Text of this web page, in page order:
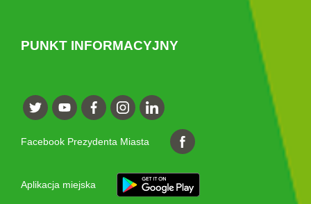
PUNKT INFORMACYJNY
Facebook Prezydenta Miasta
Aplikacja miejska